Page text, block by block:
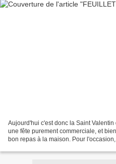
Aujourd'hui c'est donc la Saint
une fête purement commerciale, et
bon repas à la maison. Pour